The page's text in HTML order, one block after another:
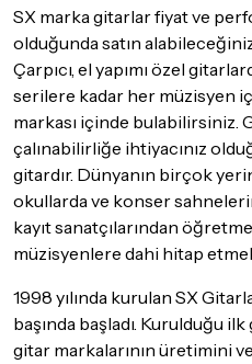
SX marka gitarlar fiyat ve
olduğunda satın
Çarpıcı, el yapımı özel
serilere kadar her müzisyen
markası içinde bulabilirsiniz.
çalınabilirliğe ihtiyacınız
gitardır. Dünyanın birçok
okullarda ve konser
kayıt sanatçılarından
müzisyenlere dahi hitap
1998 yılında kurulan SX
başında başladı. Kurulduğu
gitar markalarının üretimini